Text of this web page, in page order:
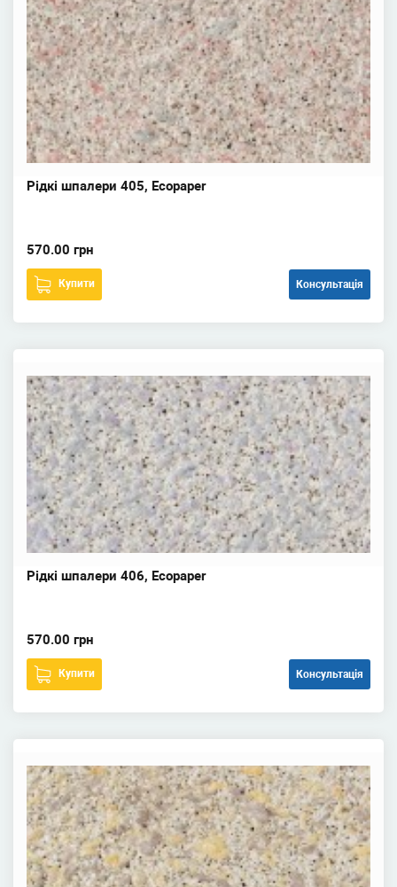
Рідкі шпалери 405, Ecopaper
570.00 грн
Купити Консультація
Рідкі шпалери 406, Ecopaper
570.00 грн
Купити Консультація